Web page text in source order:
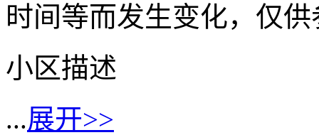
时间等而发生变化，仅
小区描述
...展开>>